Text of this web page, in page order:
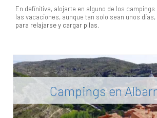
En definitiva, alojarte en alguno de los campings
las vacaciones, aunque tan solo sean unos días,
para relajarse y cargar pilas
Campings en